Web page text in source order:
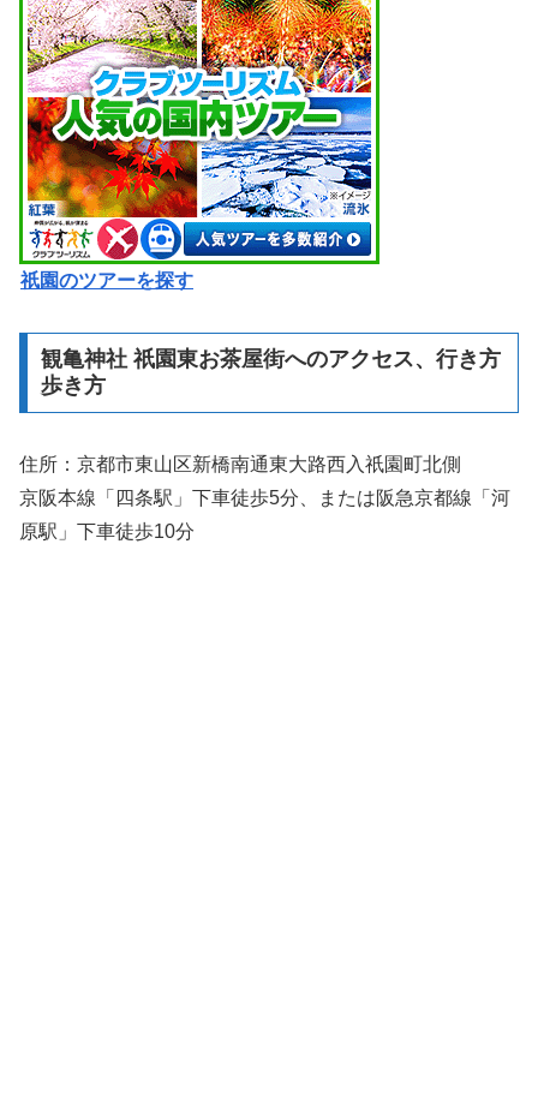
祇園のツアーを探す
観亀神社 祇園東お茶屋街へのアクセス、行き方
歩き方
住所：京都市東山区新橋南通東大路西入祇園町北側
京阪本線「四条駅」下車徒歩5分、または阪急京都線「河
原駅」下車徒歩10分